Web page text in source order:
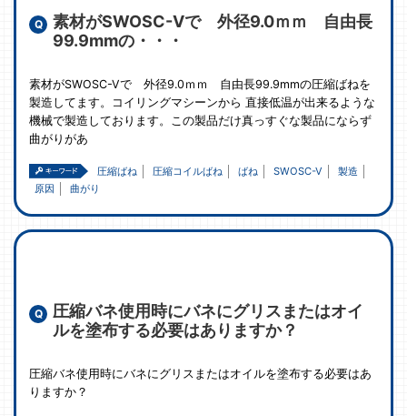
素材がSWOSC-Vで 外径9.0ｍｍ 自由長
99.9mmの・・・
素材がSWOSC-Vで 外径9.0ｍｍ 自由長99.9mmの圧縮ばねを
製造してます。コイリングマシーンから 直接低温が出来るような
機械で製造しております。この製品だけ真っすぐな製品にならず
曲がりがあ
圧縮ばね 圧縮コイルばね ばね SWOSC-V
製造
原因
曲がり
圧縮バネ使用時にバネにグリスまたはオイ
ルを塗布する必要はありますか？
圧縮バネ使用時にバネにグリスまたはオイルを塗布する必要はあ
りますか？